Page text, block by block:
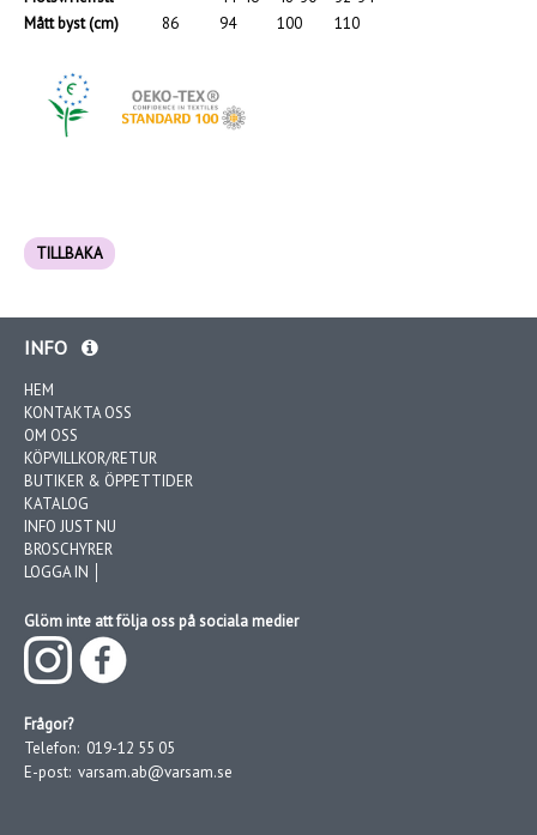
Mått byst (cm)
86 94 100 110
TILLBAKA
INFO
HEM
KONTAKTA OSS
OM OSS
KÖPVILLKOR/RETUR
BUTIKER & ÖPPETTIDER
KATALOG
INFO JUST NU
BROSCHYRER
LOGGA IN │
Glöm inte att följa oss på sociala medier
Frågor?
Telefon: 019-12 55 05
E-post: varsam.ab@varsam.se